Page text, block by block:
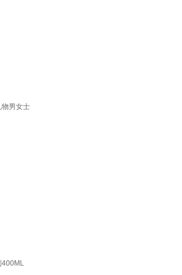
物男女士
400ML